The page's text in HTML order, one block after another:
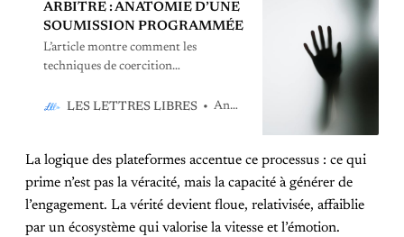
ARBITRE : ANATOMIE D’UNE
SOUMISSION PROGRAMMÉE
L’article montre comment les
techniques de coercition
se prolongent aujourd’hui dans les
plus, elle anticipe et façonne le champ
du pensable, instaurant une
soumission douce sous couvert de
LES LETTRES LIBRES Anne-Emmanuelle Lejeune
La logique des plateformes accentue ce processus : ce qui
prime n’est pas la véracité, mais la capacité à générer de
l’engagement. La vérité devient floue, relativisée, affaiblie
par un écosystème qui valorise la vitesse et l’émotion.